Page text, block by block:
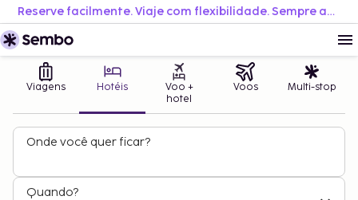
Reserve facilmente. Viaje com flexibilidade. Sempre ao melhor preço.
Viagens Hotéis
Voo +
hotel
Voos Multi-stop
Onde você quer ficar?
Quando?